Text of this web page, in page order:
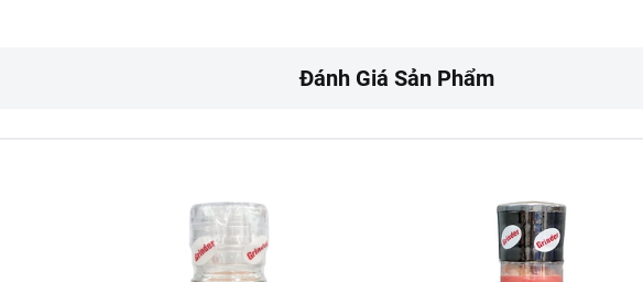
Đơn giá sản phẩm chưa gồm phí giao hàng tùy theo khu vực và đơn hàng của Quý
https://www.lottemart.vn/vi-nsg/faq/39
Đánh Giá Sản Phẩm